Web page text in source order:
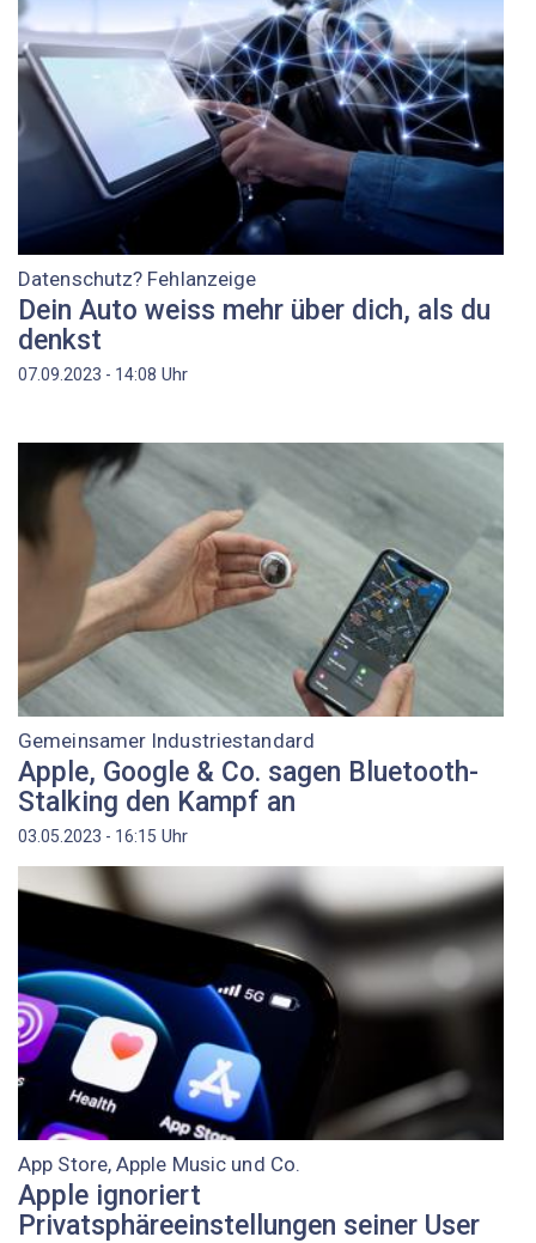
Datenschutz? Fehlanzeige
Dein Auto weiss mehr über dich, als du
denkst
07.09.2023 - 14:08 Uhr
Gemeinsamer Industriestandard
Apple, Google & Co. sagen Bluetooth-
Stalking den Kampf an
03.05.2023 - 16:15 Uhr
App Store, Apple Music und Co.
Apple ignoriert
Privatsphäreeinstellungen seiner User